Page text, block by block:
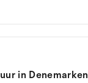
in Denemarken